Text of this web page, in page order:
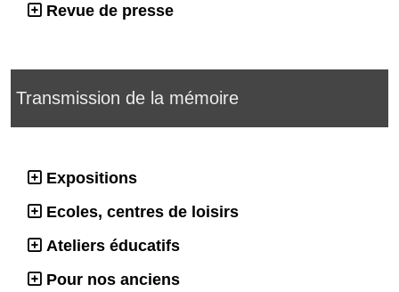
Revue de presse
Transmission de la mémoire
Expositions
Ecoles, centres de loisirs
Ateliers éducatifs
Pour nos anciens